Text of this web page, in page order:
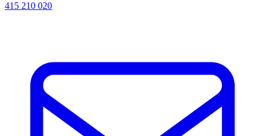
415 210 020